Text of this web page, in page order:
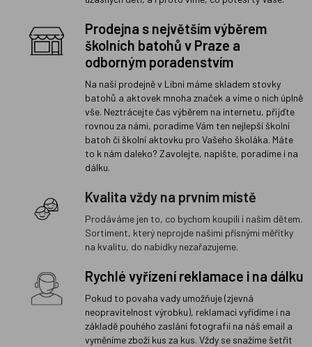
Prodejna s největším výběrem
školních batohů v Praze a
odborným poradenstvím
Na naší prodejně v Libni máme skladem stovky
batohů a aktovek mnoha značek a víme o nich úplně
vše. Neztrácejte čas výběrem na internetu, přijďte
rovnou za námi, poradíme Vám ten nejlepší školní
batoh či školní aktovku pro Vašeho školáka. Máte
to k nám daleko? Zavolejte, napište, poradíme i na
dálku.
Kvalita vždy na prvním místě
Prodáváme jen to, co bychom koupili i našim dětem.
Sortiment, který neprojde našimi přísnými měřítky
na kvalitu, do nabídky nezařazujeme.
Rychlé vyřízení reklamace i na dálku
Pokud to povaha vady umožňuje (zjevná
neopravitelnost výrobku), reklamaci vyřídíme i na
základě pouhého zaslání fotografií na náš email a
vyměníme zboží kus za kus. Vždy se snažíme šetřit